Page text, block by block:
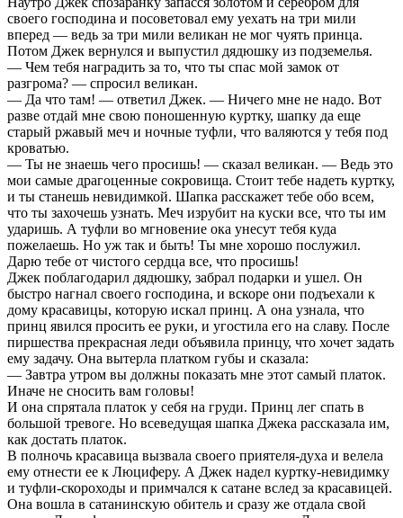
своего господина и посоветовал ему уехать на три мили
вперед — ведь за три мили великан не мог чуять принца.
Потом Джек вернулся и выпустил дядюшку из подземелья.
— Чем тебя наградить за то, что ты спас мой замок от
разгрома? — спросил великан.
— Да что там! — ответил Джек. — Ничего мне не надо. Вот
разве отдай мне свою поношенную куртку, шапку да еще
старый ржавый меч и ночные туфли, что валяются у тебя под
кроватью.
— Ты не знаешь чего просишь! — сказал великан. — Ведь это
мои самые драгоценные сокровища. Стоит тебе надеть куртку,
и ты станешь невидимкой. Шапка расскажет тебе обо всем,
что ты захочешь узнать. Меч изрубит на куски все, что ты им
ударишь. А туфли во мгновение ока унесут тебя куда
пожелаешь. Но уж так и быть! Ты мне хорошо послужил.
Дарю тебе от чистого сердца все, что просишь!
Джек поблагодарил дядюшку, забрал подарки и ушел. Он
быстро нагнал своего господина, и вскоре они подъехали к
дому красавицы, которую искал принц. А она узнала, что
принц явился просить ее руки, и угостила его на славу. После
пиршества прекрасная леди объявила принцу, что хочет задать
ему задачу. Она вытерла платком губы и сказала:
— Завтра утром вы должны показать мне этот самый платок.
Иначе не сносить вам головы!
И она спрятала платок у себя на груди. Принц лег спать в
большой тревоге. Но всеведущая шапка Джека рассказала им,
как достать платок.
В полночь красавица вызвала своего приятеля-духа и велела
ему отнести ее к Люциферу. А Джек надел куртку-невидимку
и туфли-скороходы и примчался к сатане вслед за красавицей.
Она вошла в сатанинскую обитель и сразу же отдала свой